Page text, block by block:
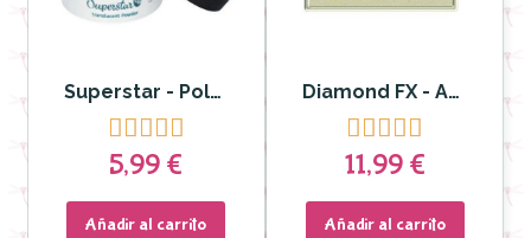
Superstar - Polvos translucidos Profesionales

5,99 €
Añadir al carrito
Diamond FX - Aguacolor Split Cake Strawberry Delight 30 gr. DFXRS30-23

11,99 €
Añadir al carrito